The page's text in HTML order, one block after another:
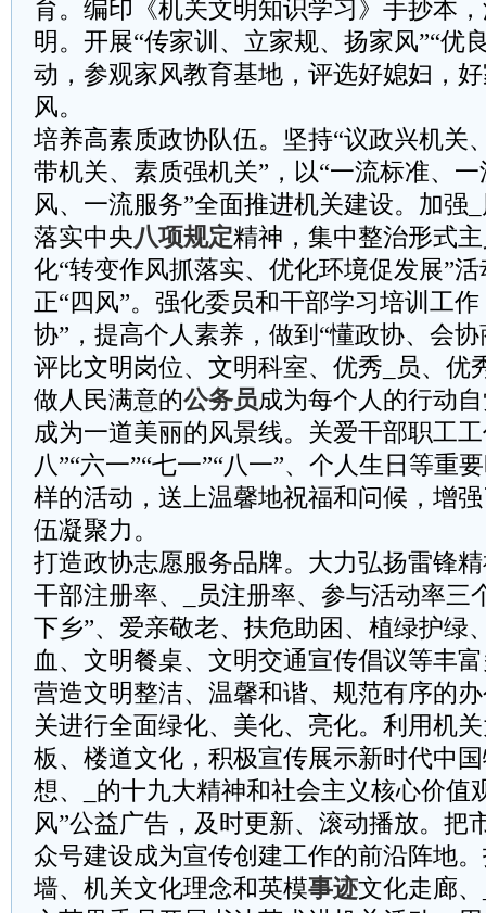
育。编印《机关文明知识学习》手抄本
明。开展“传家训、立家规、扬家风”“优
动，参观家风教育基地，评选好媳妇，
风。
培养高素质政协队伍。坚持“议政兴机关
带机关、素质强机关”，以“一流标准、
风、一流服务”全面推进机关建设。加强
落实中央八项规定精神，集中整治形式
化“转变作风抓落实、优化环境促发展”
正“四风”。强化委员和干部学习培训工
协”，提高个人素养，做到“懂政协、会
评比文明岗位、文明科室、优秀_员、优
做人民满意的公务员成为每个人的行动
成为一道美丽的风景线。关爱干部职工
八”“六一”“七一”“八一”、个人生日等重
样的活动，送上温馨地祝福和问候，增
伍凝聚力。
打造政协志愿服务品牌。大力弘扬雷锋
干部注册率、_员注册率、参与活动率三
下乡”、爱亲敬老、扶危助困、植绿护绿
血、文明餐桌、文明交通宣传倡议等丰
营造文明整洁、温馨和谐、规范有序的
关进行全面绿化、美化、亮化。利用机
板、楼道文化，积极宣传展示新时代中
想、_的十九大精神和社会主义核心价值
风”公益广告，及时更新、滚动播放。把
众号建设成为宣传创建工作的前沿阵地
墙、机关文化理念和英模事迹文化走廊